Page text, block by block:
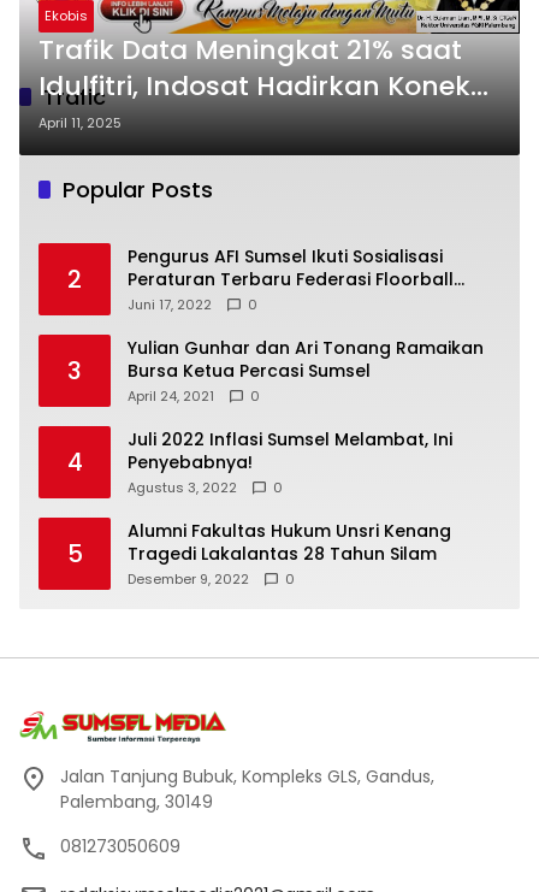
Trafic
Ekobis
Trafik Data Meningkat 21% saat
Idulfitri, Indosat Hadirkan Koneksi
Andal Tanpa Hambatan
April 11, 2025
Popular Posts
2
Pengurus AFI Sumsel Ikuti Sosialisasi
Peraturan Terbaru Federasi Floorball
Internasional
Juni 17, 2022 0
3
Yulian Gunhar dan Ari Tonang Ramaikan
Bursa Ketua Percasi Sumsel
April 24, 2021 0
4
Juli 2022 Inflasi Sumsel Melambat, Ini
Penyebabnya!
Agustus 3, 2022 0
5
Alumni Fakultas Hukum Unsri Kenang
Tragedi Lakalantas 28 Tahun Silam
Desember 9, 2022 0
Jalan Tanjung Bubuk, Kompleks GLS, Gandus,
Palembang, 30149
081273050609